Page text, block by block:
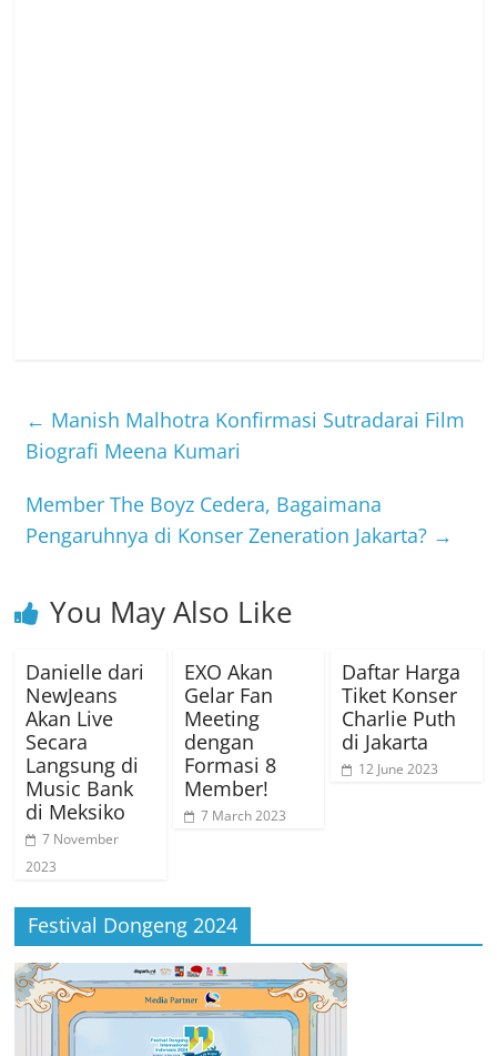
← Manish Malhotra Konfirmasi Sutradarai Film
Biografi Meena Kumari
Member The Boyz Cedera, Bagaimana
Pengaruhnya di Konser Zeneration Jakarta? →
You May Also Like
Danielle dari
NewJeans
Akan Live
Secara
Langsung di
Music Bank
di Meksiko
7 November
2023
EXO Akan
Gelar Fan
Meeting
dengan
Formasi 8
Member!
7 March 2023
Daftar Harga
Tiket Konser
Charlie Puth
di Jakarta
12 June 2023
Festival Dongeng 2024